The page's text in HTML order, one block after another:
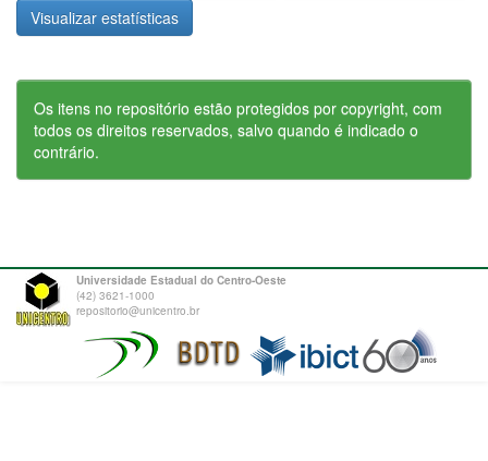
Visualizar estatísticas
Os itens no repositório estão protegidos por copyright, com
todos os direitos reservados, salvo quando é indicado o
contrário.
Universidade Estadual do Centro-Oeste
(42) 3621-1000
repositorio@unicentro.br